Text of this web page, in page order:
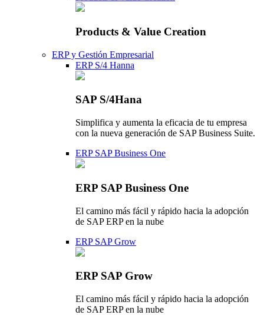
Products & Value Creation
ERP y Gestión Empresarial
ERP S/4 Hanna
SAP S/4Hana
Simplifica y aumenta la eficacia de tu empresa
con la nueva generación de SAP Business Suite.
ERP SAP Business One
ERP SAP Business One
El camino más fácil y rápido hacia la adopción
de SAP ERP en la nube
ERP SAP Grow
ERP SAP Grow
El camino más fácil y rápido hacia la adopción
de SAP ERP en la nube